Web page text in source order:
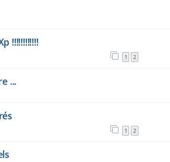
!!!!!!!!!!!!
1 2
...
1 2